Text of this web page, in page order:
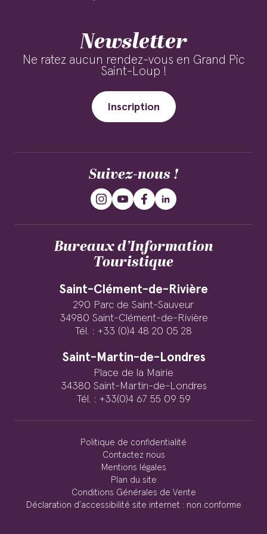
Newsletter
Ne ratez aucun rendez-vous en Grand Pic
Saint-Loup !
Inscription
Suivez-nous !
Bureaux d’Information
Touristique
Saint-Clément-de-Rivière
290 Parc de Saint-Sauveur
34980 Saint-Clément-de-Rivière
Tél. : +33 (0)4 48 20 05 28
Saint-Martin-de-Londres
Place de la Mairie
34380 Saint-Martin-de-Londres
Tél. : +33(0)4 67 55 09 59
Politique de confidentialité
Contactez nous
Mentions légales
Plan du site
Conditions Générales de Vente
Déclaration d’accessibilité site internet : non conforme